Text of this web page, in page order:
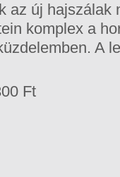
az új hajszálak
komplex a
A
Ft